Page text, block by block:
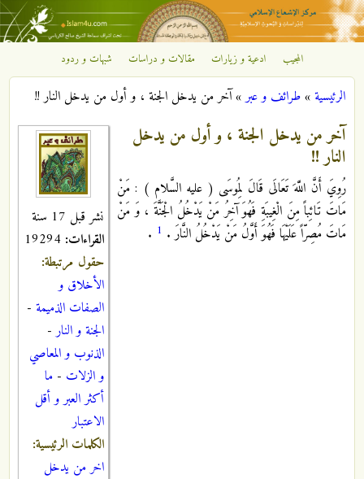
تجاوز إلى المحتوى الرئيسي
مركز
الإشعاع
الإسلامي
المجيب ادعية و زيارات مقالات و دراسات شبهات و ردود
أنت هنا
الرئيسية»طرائف و عبر»آخر من يدخل الجنة ، و أول من يدخل النار !!
نشر قبل 17 سنة
القراءات:
حقول مرتبطة:
الأخلاق و
الصفات الذميمة -
الجنة و النار-
الذنوب و المعاصي
و الزلات - ما
أكثر العبر و أقل
الاعتبار
الكلمات الرئيسية:
اخر من يدخل
آخر من يدخل الجنة ، و أول من يدخل
النار !!
رُوِيَ أَنَّ اللَّهَ تَعَالَى قَالَ لِمُوسَى ( عليه السَّلام ) : مَنْ
مَاتَ تَائِباً مِنَ الْغِيبَةِ فَهُوَ آخِرُ مَنْ يَدْخُلُ الْجَنَّةَ ، وَ مَنْ
مَاتَ مُصِرّاً عَلَيْهَا فَهُوَ أَوَّلُ مَنْ يَدْخُلُ النَّارَ . 1
.